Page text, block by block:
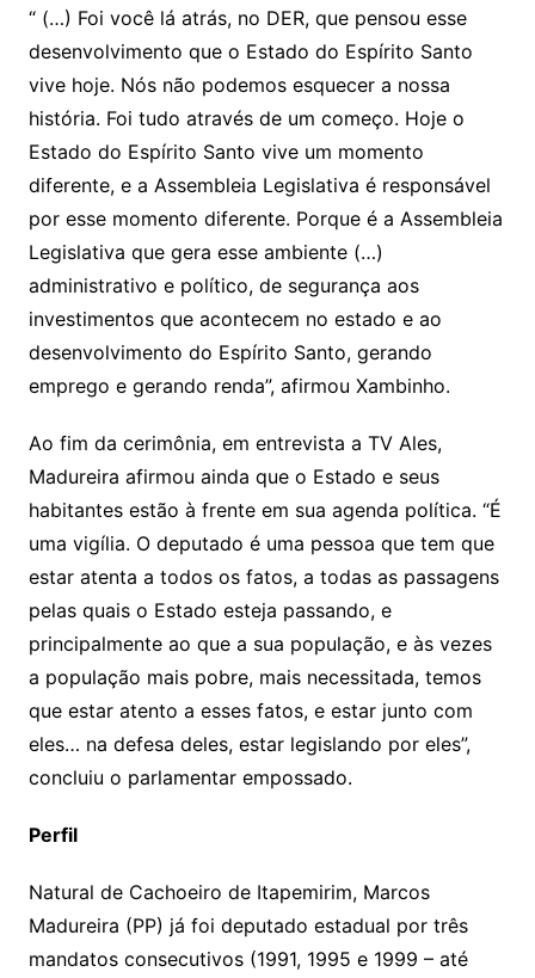
“ (…) Foi você lá atrás, no DER, que pensou esse
desenvolvimento que o Estado do Espírito Santo
vive hoje. Nós não podemos esquecer a nossa
história. Foi tudo através de um começo. Hoje o
Estado do Espírito Santo vive um momento
diferente, e a Assembleia Legislativa é responsável
por esse momento diferente. Porque é a Assembleia
Legislativa que gera esse ambiente (…)
administrativo e político, de segurança aos
investimentos que acontecem no estado e ao
desenvolvimento do Espírito Santo, gerando
emprego e gerando renda”, afirmou Xambinho.
Ao fim da cerimônia, em entrevista a TV Ales,
Madureira afirmou ainda que o Estado e seus
habitantes estão à frente em sua agenda política. “É
uma vigília. O deputado é uma pessoa que tem que
estar atenta a todos os fatos, a todas as passagens
pelas quais o Estado esteja passando, e
principalmente ao que a sua população, e às vezes
a população mais pobre, mais necessitada, temos
que estar atento a esses fatos, e estar junto com
eles… na defesa deles, estar legislando por eles”,
concluiu o parlamentar empossado.
Perfil
Natural de Cachoeiro de Itapemirim, Marcos
Madureira (PP) já foi deputado estadual por três
mandatos consecutivos (1991, 1995 e 1999 – até